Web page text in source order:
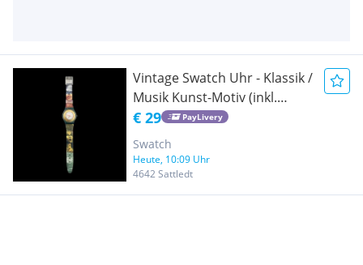
Vintage Swatch Uhr - Klassik /
Musik Kunst-Motiv (inkl.
neuer Batterie)
€ 29 PayLivery
Swatch
Heute, 10:09 Uhr
4642 Sattledt